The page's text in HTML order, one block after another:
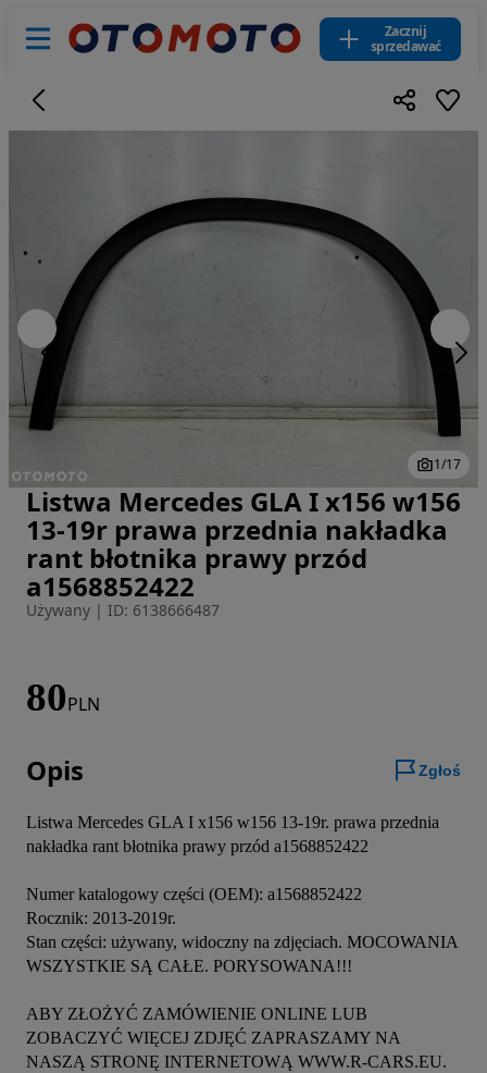
Zacznij
sprzedawać
Zdjęcie 1 z 17
1/17
Listwa Mercedes GLA I x156 w156
13-19r prawa przednia nakładka
rant błotnika prawy przód
a1568852422
Używany | ID: 6138666487
80PLN
Opis Zgłoś
Listwa Mercedes GLA I x156 w156 13-19r. prawa przednia
nakładka rant błotnika prawy przód a1568852422
Numer katalogowy części (OEM): a1568852422
Rocznik: 2013-2019r.
Stan części: używany, widoczny na zdjęciach. MOCOWANIA
WSZYSTKIE SĄ CAŁE. PORYSOWANA!!!
ABY ZŁOŻYĆ ZAMÓWIENIE ONLINE LUB
ZOBACZYĆ WIĘCEJ ZDJĘĆ ZAPRASZAMY NA
NASZĄ STRONĘ INTERNETOWĄ WWW.R-CARS.EU.